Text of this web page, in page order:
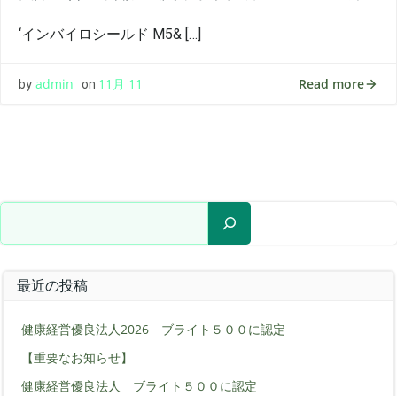
‘インバイロシールド M5& […]
by admin on 11月 11 Read more
最近の投稿
健康経営優良法人2026 ブライト５００に認定
【重要なお知らせ】
健康経営優良法人 ブライト５００に認定